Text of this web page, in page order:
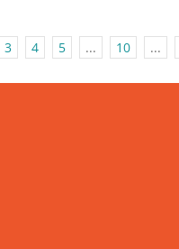
3 4 5 ... 10 ...